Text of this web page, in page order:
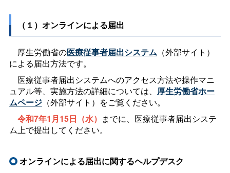
（１）オンラインによる届出
厚生労働省の医療従事者届出システム（外部サイト）
による届出方法です。
医療従事者届出システムへのアクセス方法や操作マニ
ュアル等、実施方法の詳細については、 厚生労働省ホー
ムページ（外部サイト）をご覧ください。
令和7年1月15日（水） までに、医療従事者届出システ
ム上で提出してください。
オンラインによる届出に関するヘルプデスク